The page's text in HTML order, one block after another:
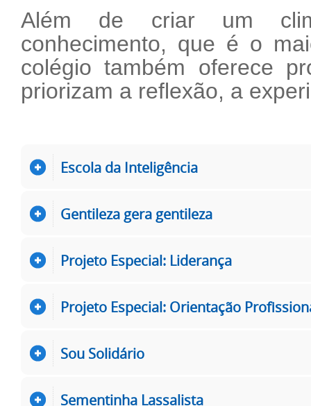
Além de criar um
conhecimento, que é o
colégio também oferece
priorizam a reflexão, a
Escola da Inteligência
Gentileza gera gentileza
Projeto Especial: Liderança
Projeto Especial: Orientação
Sou Solidário
Sementinha Lassalista